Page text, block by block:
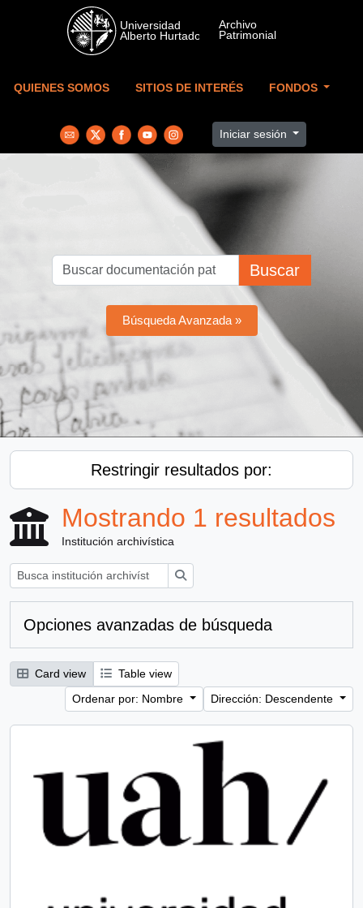
Skip to main content
QUIENES SOMOS SITIOS DE INTERÉS FONDOS
Iniciar sesión
Buscar
Búsqueda Avanzada »
Restringir resultados por:
Mostrando 1 resultados
Institución archivística
Opciones avanzadas de búsqueda
Card view
Table view
Ordenar por: Nombre
Dirección: Descendente